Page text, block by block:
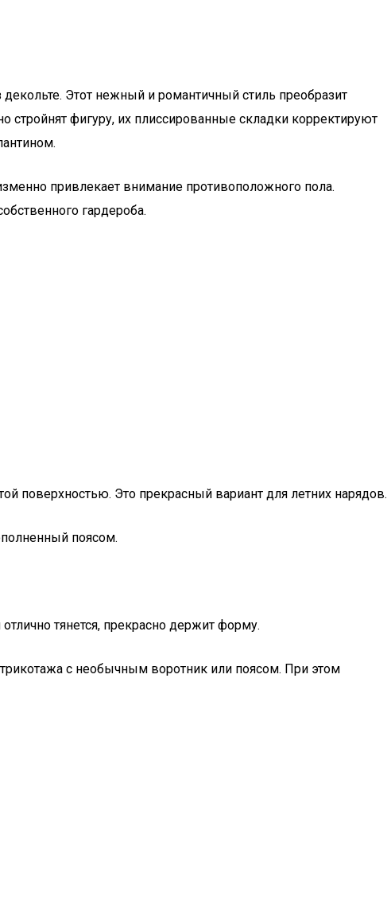
Этот нежный и романтичный стиль преобразит
стройнят фигуру, их плиссированные складки корректируют
привлекает внимание противоположного пола.
гардероба.
поверхностью. Это прекрасный вариант для летних нарядов.
поясом.
тянется, прекрасно держит форму.
с необычным воротник или поясом. При этом